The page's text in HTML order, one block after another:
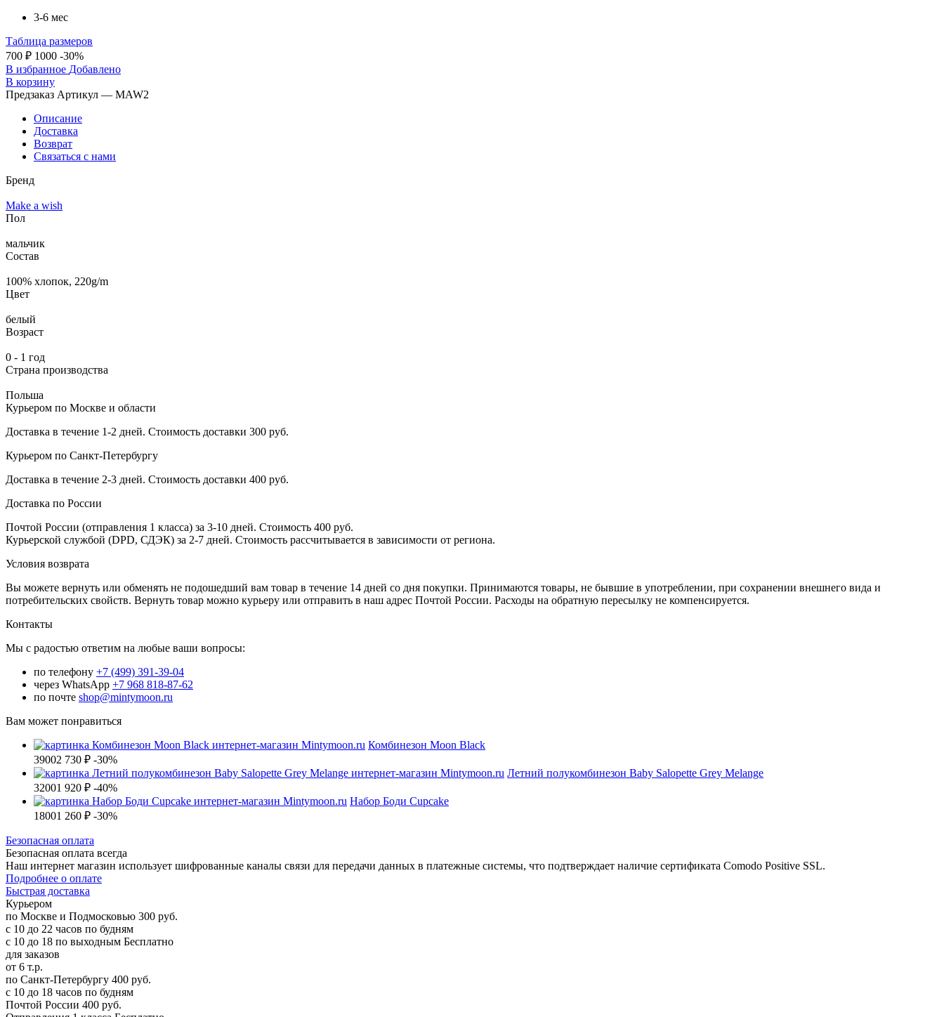
3-6 мес
Таблица размеров
700 ₽ 1000 -30%
В избранное Добавлено
В корзину
Предзаказ Артикул — MAW2
Описание
Доставка
Возврат
Связаться с нами
Бренд
Make a wish
Пол
мальчик
Состав
100% хлопок, 220g/m
Цвет
белый
Возраст
0 - 1 год
Страна производства
Польша
Курьером по Москве и области
Доставка в течение 1-2 дней. Стоимость доставки 300 руб.
Курьером по Санкт-Петербургу
Доставка в течение 2-3 дней. Стоимость доставки 400 руб.
Доставка по России
Почтой России (отправления 1 класса) за 3-10 дней. Стоимость 400 руб.
Курьерской службой (DPD, СДЭК) за 2-7 дней. Стоимость рассчитывается в зависимости от региона.
Условия возврата
Вы можете вернуть или обменять не подошедший вам товар в течение 14 дней со дня покупки. Принимаются товары, не бывшие в употреблении, при сохранении внешнего вида и
потребительских свойств. Вернуть товар можно курьеру или отправить в наш адрес Почтой России. Расходы на обратную пересылку не компенсируется.
Контакты
Мы с радостью ответим на любые ваши вопросы:
по телефону +7 (499) 391-39-04
через WhatsApp +7 968 818-87-62
по почте shop@mintymoon.ru
Вам может понравиться
Комбинезон Moon Black
39002 730 ₽ -30%
Летний полукомбинезон Baby Salopette Grey Melange
32001 920 ₽ -40%
Набор Боди Cupcake
18001 260 ₽ -30%
Безопасная оплата
Безопасная оплата всегда
Наш интернет магазин использует шифрованные каналы связи для передачи данных в платежные системы, что подтверждает наличие сертификата Comodo Positive SSL.
Подробнее о оплате
Быстрая доставка
Курьером
по Москве и Подмосковью 300 руб.
с 10 до 22 часов по будням
с 10 до 18 по выходным Бесплатно
для заказов
от 6 т.р.
по Санкт-Петербургу 400 руб.
с 10 до 18 часов по будням
Почтой России 400 руб.